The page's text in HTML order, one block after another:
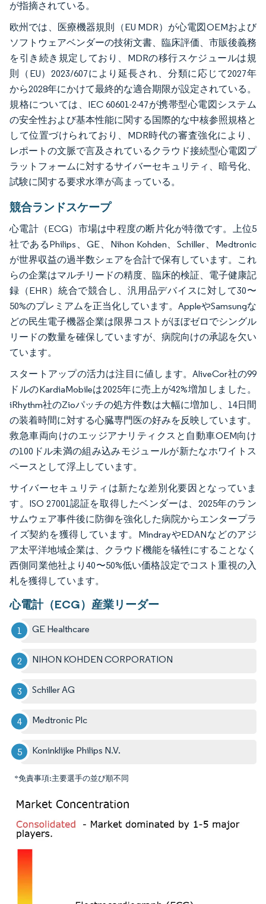
が指摘されている。
欧州では、医療機器規則（EU MDR）が心電図OEMおよび
ソフトウェアベンダーの技術文書、臨床評価、市販後義務
を引き続き規定しており、MDRの移行スケジュールは規
則（EU）2023/607により延長され、分類に応じて2027年
から2028年にかけて最終的な適合期限が設定されている。
規格については、IEC 60601-2-47が携帯型心電図システム
の安全性および基本性能に関する国際的な中核参照規格と
して位置づけられており、MDR時代の審査強化により、
レポートの文脈で言及されているクラウド接続型心電図プ
ラットフォームに対するサイバーセキュリティ、暗号化、
試験に関する要求水準が高まっている。
競合ランドスケープ
心電計（ECG）市場は中程度の断片化が特徴です。上位5
社であるPhilips、GE、Nihon Kohden、Schiller、Medtronic
が世界収益の過半数シェアを合計で保有しています。これ
らの企業はマルチリードの精度、臨床的検証、電子健康記
録（EHR）統合で競合し、汎用品デバイスに対して30〜
50%のプレミアムを正当化しています。AppleやSamsungな
どの民生電子機器企業は限界コストがほぼゼロでシングル
リードの数量を確保していますが、病院向けの承認を欠い
ています。
スタートアップの活力は注目に値します。AliveCor社の99
ドルのKardiaMobileは2025年に売上が42%増加しました。
iRhythm社のZioパッチの処方件数は大幅に増加し、14日間
の装着時間に対する心臓専門医の好みを反映しています。
救急車両向けのエッジアナリティクスと自動車OEM向け
の100ドル未満の組み込みモジュールが新たなホワイトス
ペースとして浮上しています。
サイバーセキュリティは新たな差別化要因となっていま
す。ISO 27001認証を取得したベンダーは、2025年のラン
サムウェア事件後に防御を強化した病院からエンタープラ
イズ契約を獲得しています。MindrayやEDANなどのアジ
ア太平洋地域企業は、クラウド機能を犠牲にすることなく
西側同業他社より40〜50%低い価格設定でコスト重視の入
札を獲得しています。
心電計（ECG）産業リーダー
GE Healthcare
NIHON KOHDEN CORPORATION
Schiller AG
Medtronic Plc
Koninklijke Philips N.V.
*免責事項:主要選手の並び順不同